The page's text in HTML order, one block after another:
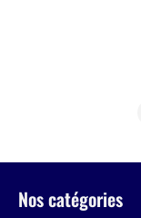
Nos catégories